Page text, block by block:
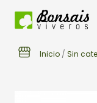
Inicio / Sin